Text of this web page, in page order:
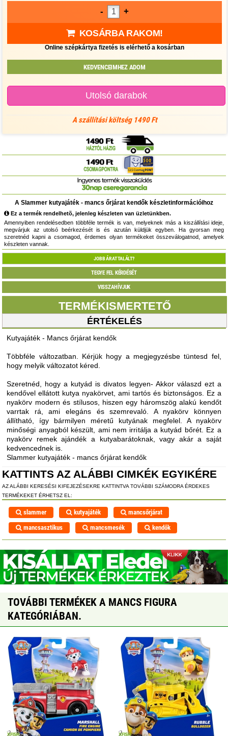
- +
KOSÁRBA RAKOM!
Online szépkártya fizetés is elérhető a kosárban
KEDVENCEIMHEZ ADOM
Utolsó darabok
A szállítási költség 1490 Ft
A Slammer kutyajáték - mancs őrjárat kendők készletinformációihoz
Ez a termék rendelhetõ, jelenleg készleten van üzletünkben.
Amennyiben rendelésedben többféle termék is van, melyeknek más a kiszállítási ideje,
megvárjuk az utolsó beérkezését is és azután küldjük egyben. Ha gyorsan meg
szeretnéd kapni a csomagod, érdemes olyan termékeket összeválogatnod, amelyek
készleten vannak.
JOBB ÁRAT TALÁLT?
TEGYE FEL KÉRDÉSÉT
VISSZAHÍVJUK
TERMÉKISMERTETŐ
ÉRTÉKELÉS
Kutyajáték - Mancs őrjárat kendők
Többféle változatban. Kérjük hogy a megjegyzésbe tüntesd fel,
hogy melyik változatot kéred.
Szeretnéd, hogy a kutyád is divatos legyen- Akkor válaszd ezt a
kendővel ellátott kutya nyakörvet, ami tartós és biztonságos. Ez a
nyakörv modern és stílusos, hiszen egy háromszög alakú kendőt
varrtak rá, ami elegáns és szemrevaló. A nyakörv könnyen
állítható, így bármilyen méretű kutyának megfelel. A nyakörv
minőségi anyagból készült, ami nem irritálja a kutyád bőrét. Ez a
nyakörv remek ajándék a kutyabarátoknak, vagy akár a saját
kedvencednek is.
Slammer kutyajáték - mancs őrjárat kendők
KATTINTS AZ ALÁBBI CIMKÉK EGYIKÉRE
AZ ALÁBBI KERESÉSI KIFEJEZÉSEKRE KATTINTVA TOVÁBBI SZÁMODRA ÉRDEKES
TERMÉKEKET ÉRHETSZ EL:
slammer kutyajáték
mancsőrjárat
mancsasztikus
mancsmesék kendők
TOVÁBBI TERMÉKEK A MANCS FIGURA
KATEGÓRIÁBAN.